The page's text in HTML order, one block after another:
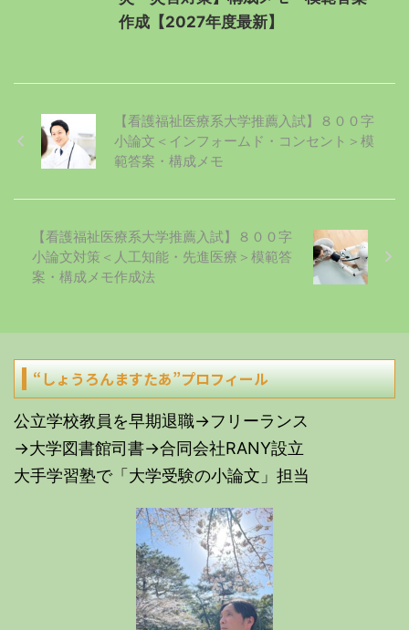
作成【2027年度最新】
【看護福祉医療系大学推薦入試】８００字
小論文＜インフォームド・コンセント＞模
範答案・構成メモ
【看護福祉医療系大学推薦入試】８００字
小論文対策＜人工知能・先進医療＞模範答
案・構成メモ作成法
“しょうろんますたあ”プロフィール
公立学校教員を早期退職→フリーランス
→大学図書館司書→合同会社RANY設立
大手学習塾で「大学受験の小論文」担当